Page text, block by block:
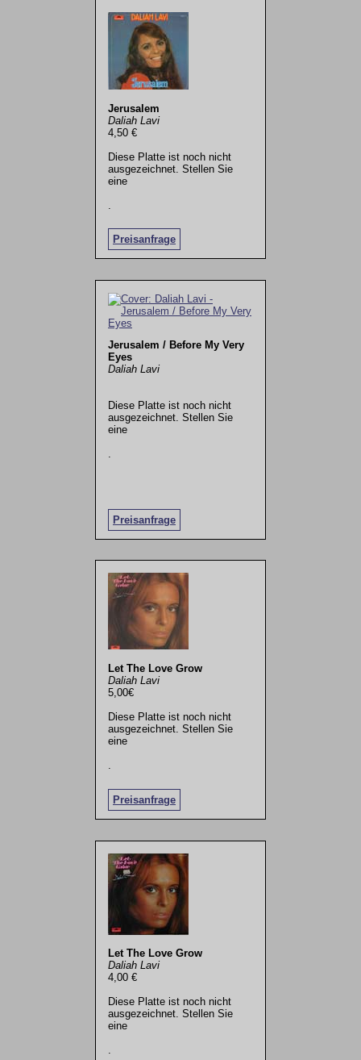
Jerusalem
Daliah Lavi
4,50 €
Diese Platte ist noch nicht
ausgezeichnet. Stellen Sie
eine
Preisanfrage
Jerusalem / Before My Very
Eyes
Daliah Lavi
Diese Platte ist noch nicht
ausgezeichnet. Stellen Sie
eine
Preisanfrage
.
Let The Love Grow
Daliah Lavi
5,00€
Diese Platte ist noch nicht
ausgezeichnet. Stellen Sie
eine
Preisanfrage
Let The Love Grow
Daliah Lavi
4,00 €
Diese Platte ist noch nicht
ausgezeichnet. Stellen Sie
eine
.